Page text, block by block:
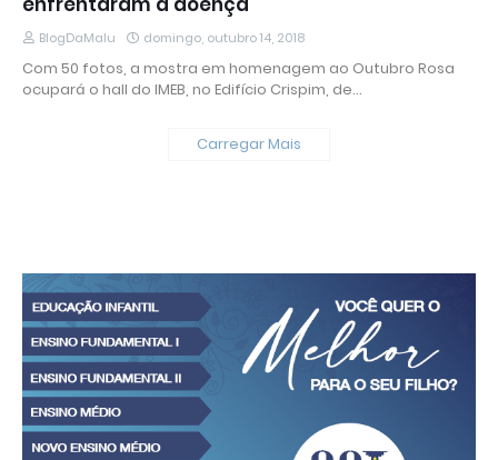
BlogDaMalu domingo, outubro 14, 2018
Com 50 fotos, a mostra em homenagem ao Outubro Rosa
ocupará o hall do IMEB, no Edifício Crispim, de…
Carregar Mais